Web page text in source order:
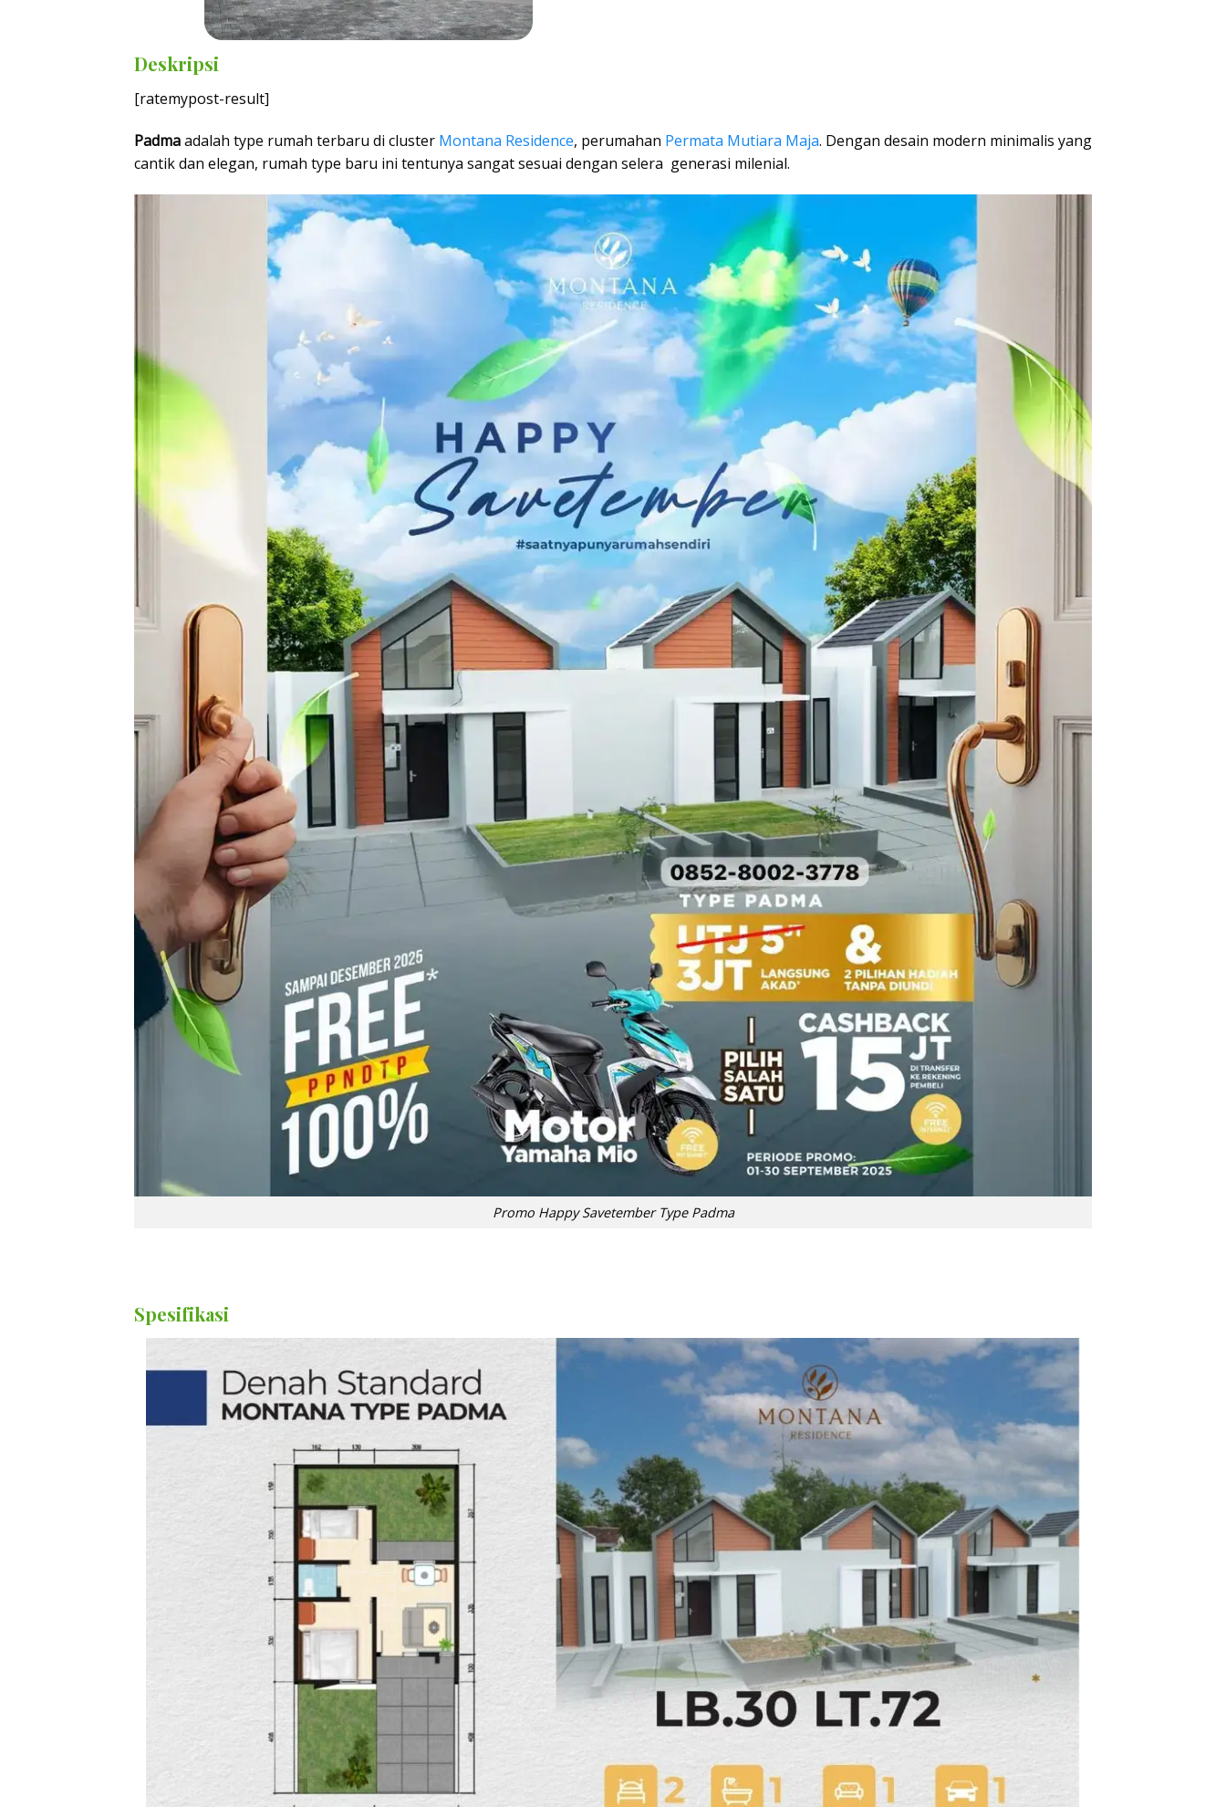
Deskripsi
[ratemypost-result]
Padmaadalah type rumah terbaru di cluster Montana Residence, perumahan Permata Mutiara Maja. Dengan desain modern minimalis yang
cantik dan elegan, rumah type baru ini tentunya sangat sesuai dengan selera generasi milenial.
Promo Happy Savetember Type Padma
Spesifikasi